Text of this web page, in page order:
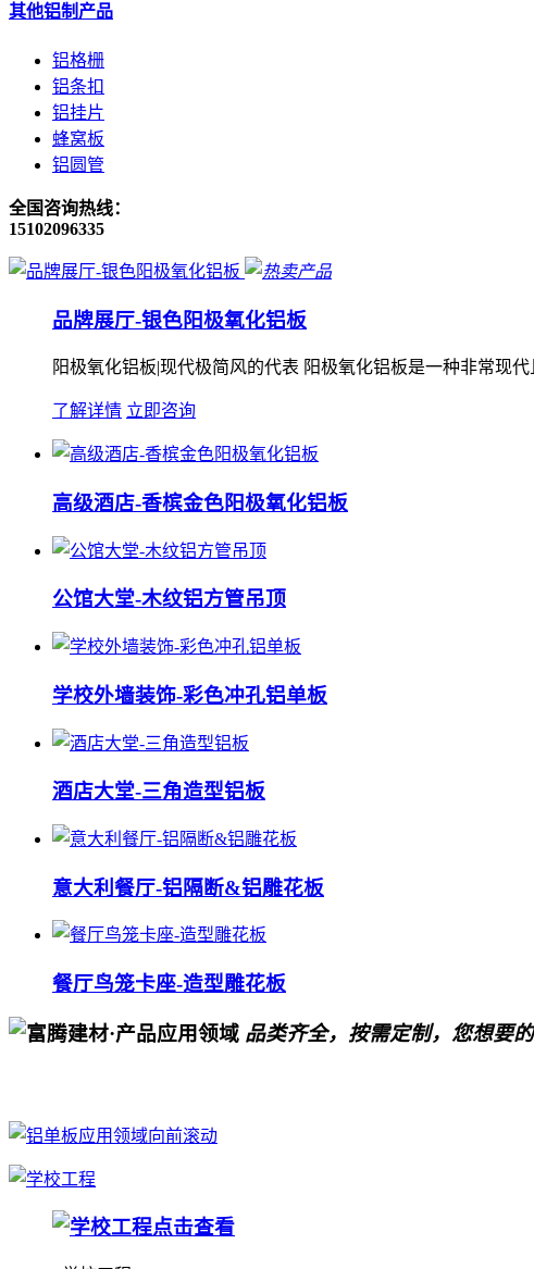
其他铝制产品
铝格栅
铝条扣
铝挂片
蜂窝板
铝圆管
全国咨询热线：
15102096335
品牌展厅-银色阳极氧化铝板
阳极氧化铝板|现代极简风的代表 阳极氧化铝板是一种非常现
了解详情 立即咨询
高级酒店-香槟金色阳极氧化铝板
公馆大堂-木纹铝方管吊顶
学校外墙装饰-彩色冲孔铝单板
酒店大堂-三角造型铝板
意大利餐厅-铝隔断&铝雕花板
餐厅鸟笼卡座-造型雕花板
品类齐全，按需定制，您想要